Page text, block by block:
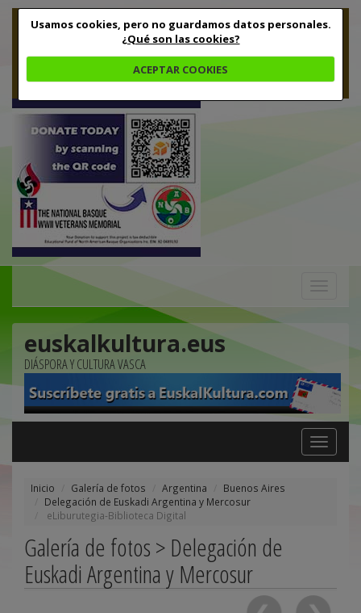
Usamos cookies, pero no guardamos datos personales.
¿Qué son las cookies?
ACEPTAR COOKIES
euskalkultura.eus
DIÁSPORA Y CULTURA VASCA
Toggle
navigation
Inicio Galería de fotos Argentina
Buenos Aires
Delegación de Euskadi Argentina y Mercosur
eLiburutegia-Biblioteca Digital
Galería de fotos > Delegación de
Euskadi Argentina y Mercosur